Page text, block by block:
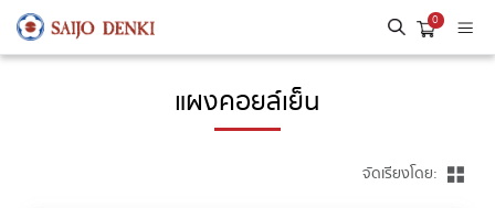
0
แผงคอยล์เย็น
จัดเรียงโดย: